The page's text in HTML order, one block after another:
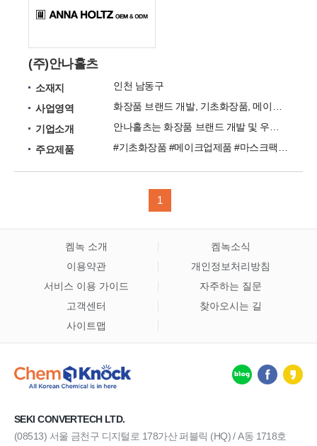
(주)안나홀츠
소재지
인천 남동구
사업영역
기업소개
주요제품
1
켐녹 소개
켐녹소식
이용약관
개인정보처리방침
서비스 이용 가이드
자주하는 질문
고객센터
찾아오시는 길
사이트맵
SEKI CONVERTECH LTD.
(08513) 서울 금천구 디지털로 178가산 퍼블릭 (HQ) / A동 1718호